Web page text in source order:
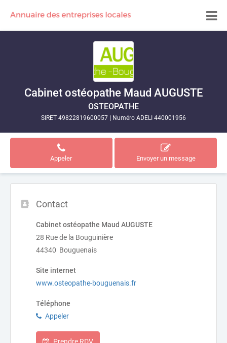
Cabinet ostéopathe Maud AUGUSTE
OSTEOPATHE
SIRET 49822819600057 Numéro ADELI 440001956
Appeler Envoyer un message
Contact
Cabinet ostéopathe Maud AUGUSTE
28 Rue de la Bouguinière
44340 Bouguenais
Site internet
www.osteopathe-bouguenais.fr
Téléphone
Appeler